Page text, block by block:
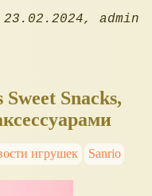
23.02.2024 admin
Snacks,
игрушек Sanrio